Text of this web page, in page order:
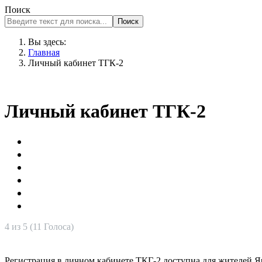
Поиск
Поиск
Вы здесь:
Главная
Личный кабинет ТГК-2
Личный кабинет ТГК-2
4 из 5 (11 Голоса)